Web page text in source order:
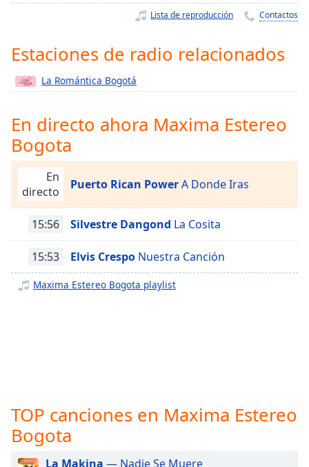
Descriptions
descriptions
off,
selected
Subtitles
settings ,
opens
subtitles
settings
Picture-
in-
Picture
Fullscreen
Lista de reproducción Contactos
Estaciones de radio relacionados
La Romántica Bogotá
En directo ahora Maxima Estereo
Bogota
En
directo
Puerto Rican PowerA Donde Iras
15:56 Silvestre Dangond La Cosita
15:53 Elvis Crespo Nuestra Canción
Maxima Estereo Bogota playlist
TOP canciones en Maxima Estereo
Bogota
La Makina — Nadie Se Muere